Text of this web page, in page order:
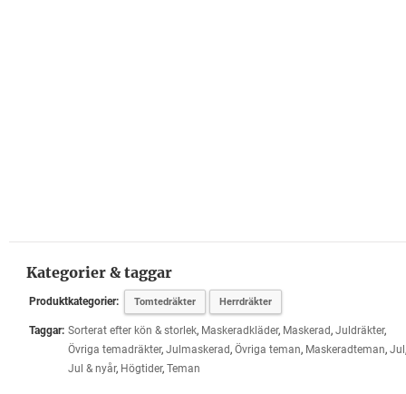
Kategorier & taggar
Produktkategorier: Tomtedräkter Herrdräkter
Taggar: Sorterat efter kön & storlek, Maskeradkläder, Maskerad, Juldräkter,
Övriga temadräkter, Julmaskerad, Övriga teman, Maskeradteman, Jul ,
Jul & nyår, Högtider, Teman